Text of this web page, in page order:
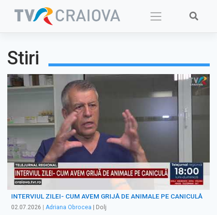
Stiri
INTERVIUL ZILEI- CUM AVEM GRIJĂ DE ANIMALE PE CANICULĂ
02.07.2026 Adriana Obrocea | Dolj